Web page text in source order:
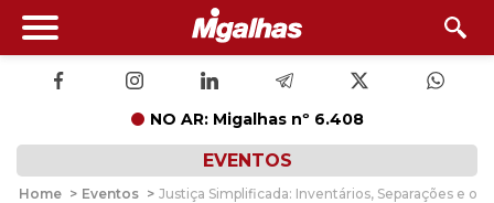
NO AR: Migalhas nº 6.408
EVENTOS
Home > Eventos > Justiça Simplificada: Inventários, Separações e o